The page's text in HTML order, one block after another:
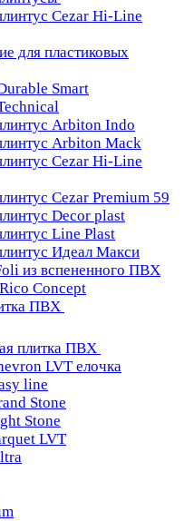
Cezar Hi-Line
для пластиковых
Smart
Arbiton Indo
Arbiton Mack
Cezar Hi-Line
Cezar Premium 59
Decor plast
Line Plast
Идеал Макси
из вспененного ПВХ
Concept
ПВХ
плитка ПВХ
LVT елочка
line
Stone
Stone
LVT